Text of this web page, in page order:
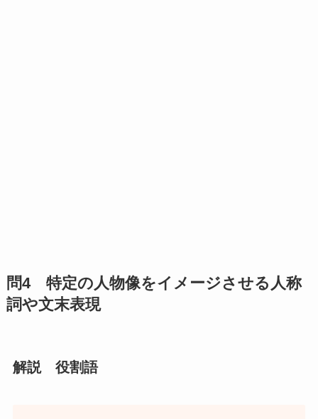
問4 特定の人物像をイメージさせる人称
詞や文末表現
解説 役割語